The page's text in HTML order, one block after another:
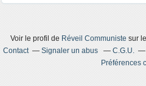
Voir le profil de Réveil Communiste sur
Contact
Signaler un abus C.G.U.
Préférences